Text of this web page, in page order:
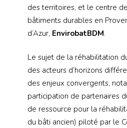
des territoires, et le centre
bâtiments durables en
d’Azur, EnvirobatBDM.
Le sujet de la réhabilitation
des acteurs d’horizons
des enjeux convergents,
participation de partenaires
de ressource pour la
du bâti ancien) piloté par le